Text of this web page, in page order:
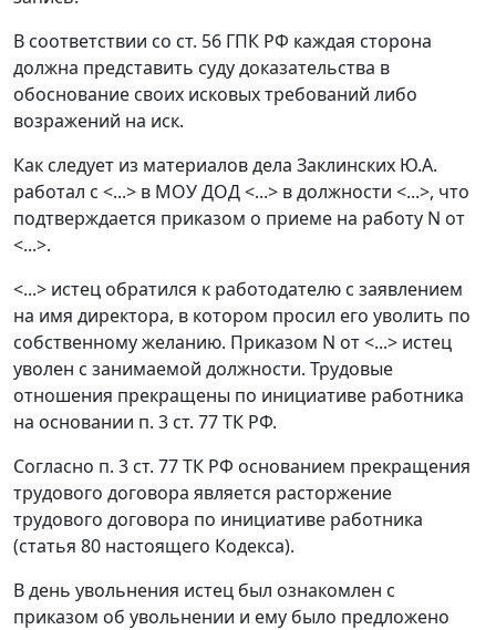
В соответствии со ст. 56 ГПК РФ каждая сторона
должна представить суду доказательства в
обоснование своих исковых требований либо
возражений на иск.
Как следует из материалов дела Заклинских Ю.А.
работал с <...> в МОУ ДОД <...> в должности <...>, что
подтверждается приказом о приеме на работу N от
<...>.
<...> истец обратился к работодателю с заявлением
на имя директора, в котором просил его уволить по
собственному желанию. Приказом N от <...> истец
уволен с занимаемой должности. Трудовые
отношения прекращены по инициативе работника
на основании п. 3 ст. 77ТК РФ.
Согласно п. 3 ст. 77ТК РФ основанием прекращения
трудового договора является расторжение
трудового договора по инициативе работника
(статья 80 настоящего Кодекса).
В день увольнения истец был ознакомлен с
приказом об увольнении и ему было предложено